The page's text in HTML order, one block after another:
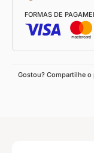
FORMAS DE
Gostou? Compartilhe